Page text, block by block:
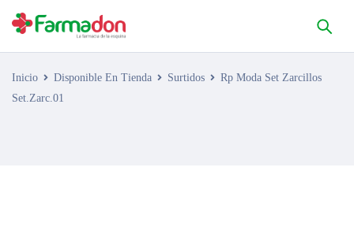
Inicio Disponible En Tienda Surtidos
Rp Moda Set Zarcillos
Set.Zarc.01